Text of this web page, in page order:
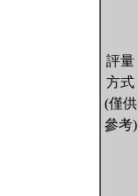
評量
方式
(僅供
參考)